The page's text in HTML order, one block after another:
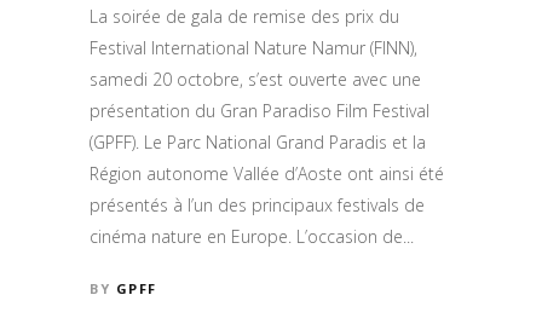
La soirée de gala de remise des prix du
Festival International Nature Namur (FINN),
samedi 20 octobre, s’est ouverte avec une
présentation du Gran Paradiso Film Festival
(GPFF). Le Parc National Grand Paradis et la
Région autonome Vallée d’Aoste ont ainsi été
présentés à l’un des principaux festivals de
cinéma nature en Europe. L’occasion de...
BY GPFF